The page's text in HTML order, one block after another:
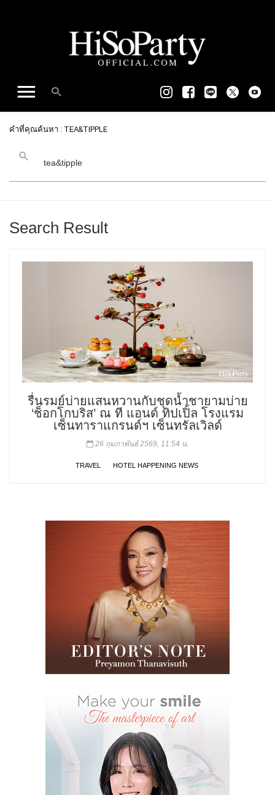
คำที่คุณค้นหา : TEA&TIPPLE
Search Result
รื่นรมย์บ่ายแสนหวานกับชุดน้ำชายามบ่าย
‘ช็อกโกบริส’ ณ ที แอนด์ ทิปเปิ้ล โรงแรม
เซ็นทาราแกรนด์ฯ เซ็นทรัลเวิลด์
26 กุมภาพันธ์ 2569, 11:54 น.
TRAVEL HOTEL HAPPENING NEWS